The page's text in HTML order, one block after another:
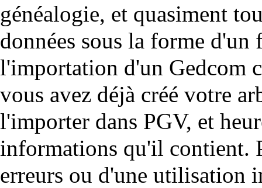
généalogie, et quasiment
données sous la forme
l'importation d'un Gedcom
vous avez déjà créé votre
l'importer dans PGV, et
informations qu'il contient.
erreurs ou d'une utilisation